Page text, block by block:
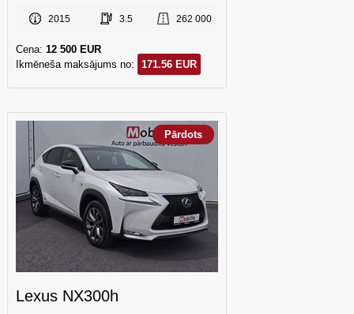
2015 3.5 262 000
Cena: 12 500 EUR
Ikmēneša maksājums no:
171.56 EUR
Pārdots
Lexus NX300h